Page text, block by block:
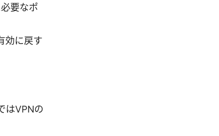
要なポ
効に戻す
はVPNの